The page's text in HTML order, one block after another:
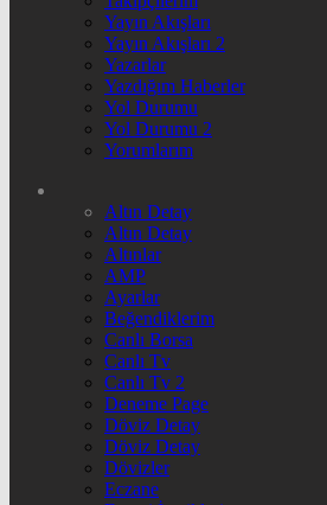
Yayın Akışları
Yayın Akışları 2
Yazarlar
Yazdığım Haberler
Yol Durumu
Yol Durumu 2
Yorumlarım
Altın Detay
Altın Detay
Altınlar
AMP
Ayarlar
Beğendiklerim
Canlı Borsa
Canlı Tv
Canlı Tv 2
Deneme Page
Döviz Detay
Döviz Detay
Dövizler
Eczane